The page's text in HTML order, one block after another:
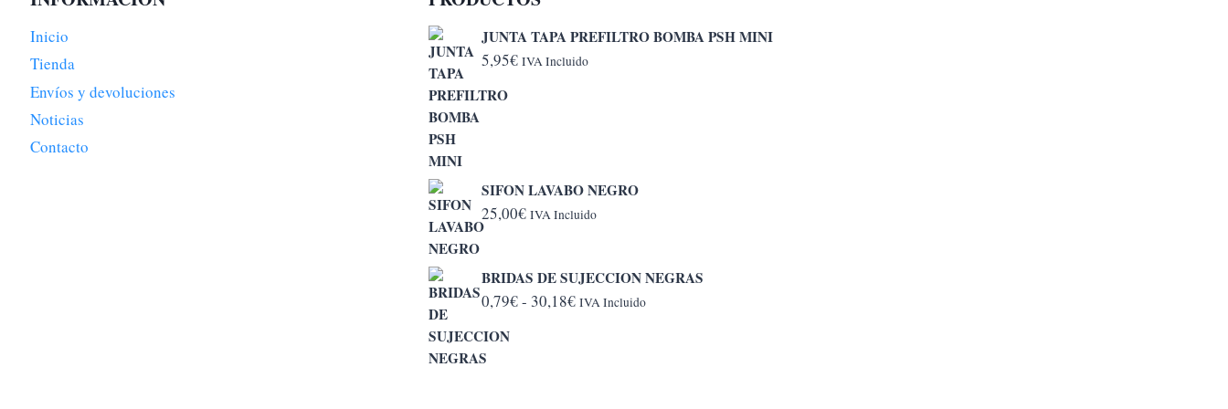
Inicio
Tienda
Envíos y devoluciones
Noticias
Contacto
JUNTA TAPA PREFILTRO BOMBA PSH MINI
5,95€ IVA Incluido
SIFON LAVABO NEGRO
25,00€ IVA Incluido
BRIDAS DE SUJECCION NEGRAS
0,79€- 30,18€Rango
IVA Incluido